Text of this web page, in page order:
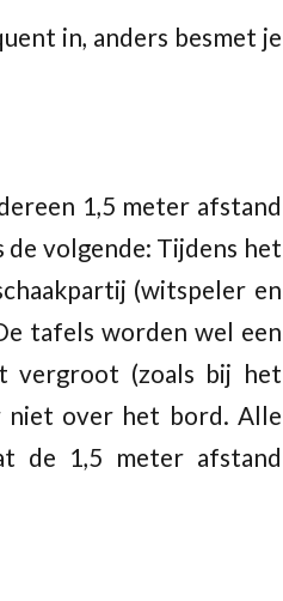
in, anders besmet je
1,5 meter afstand
volgende: Tijdens het
(witspeler en
tafels worden wel een
vergroot (zoals bij het
niet over het bord. Alle
de 1,5 meter afstand